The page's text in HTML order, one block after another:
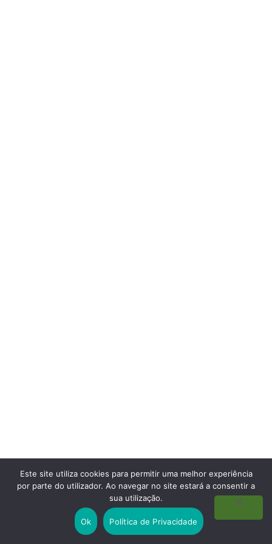
Este site utiliza cookies para permitir uma melhor experiência
por parte do utilizador. Ao navegar no site estará a consentir a
sua utilização.
Ok Política de Privacidade